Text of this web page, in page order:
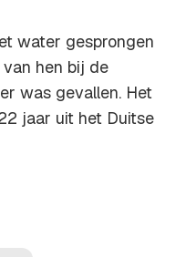
water gesprongen
hen bij de
was gevallen. Het
jaar uit het Duitse